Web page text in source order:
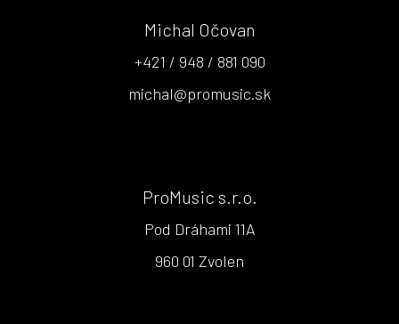
Michal Očovan
+421 / 948 / 881 090
michal@promusic.sk
ProMusic s.r.o.
Pod Dráhami 11A
960 01 Zvolen